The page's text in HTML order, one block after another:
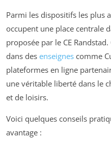
Parmi les dispositifs les plus
occupent une place centrale
proposée par le CE
dans des enseignes comme
plateformes en ligne
une véritable liberté dans le
et de loisirs.
Voici quelques conseils
avantage :